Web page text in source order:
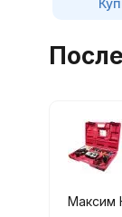
Максим